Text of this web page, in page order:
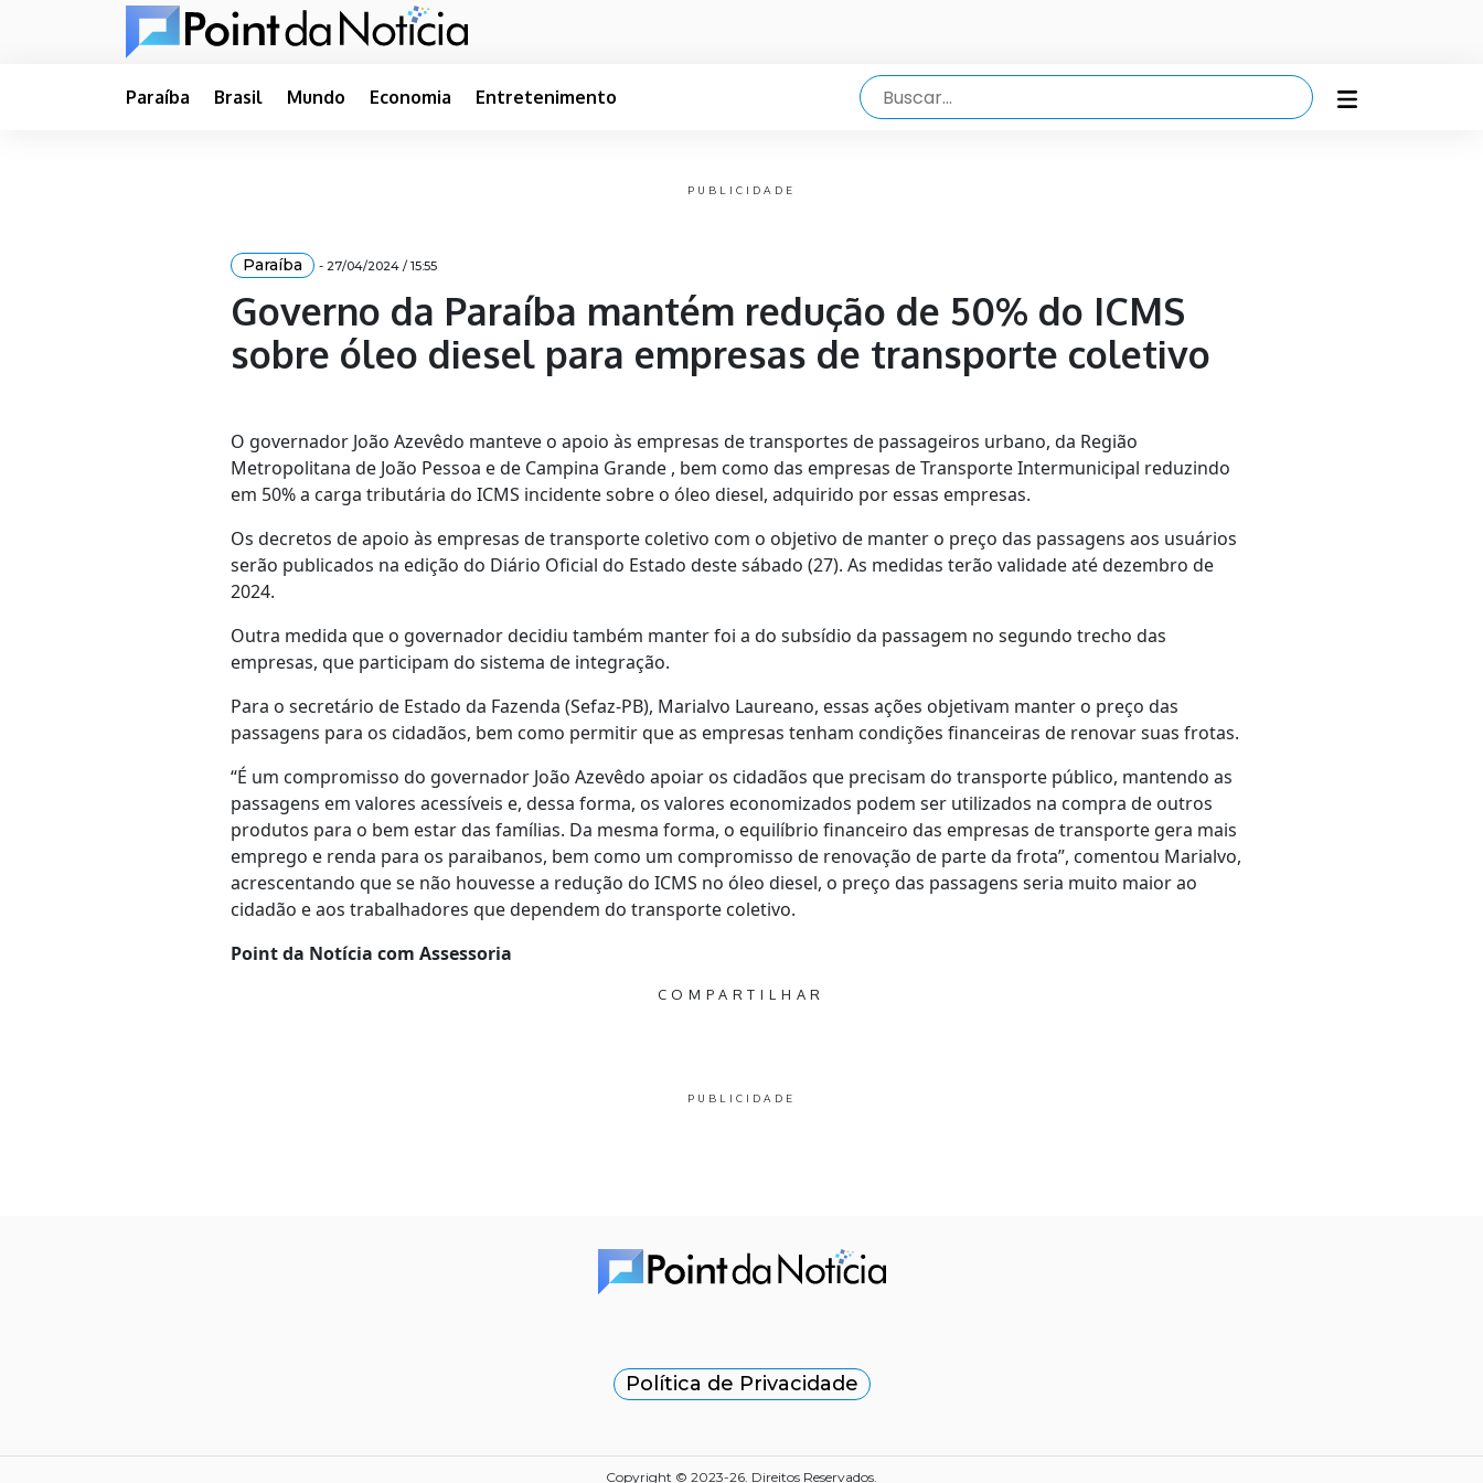
Paraíba Brasil Mundo Economia Entretenimento
PUBLICIDADE
Paraíba - 27/04/2024 / 15:55
Governo da Paraíba mantém redução de 50% do ICMS
sobre óleo diesel para empresas de transporte coletivo
O governador João Azevêdo manteve o apoio às empresas de transportes de passageiros urbano, da Região
Metropolitana de João Pessoa e de Campina Grande , bem como das empresas de Transporte Intermunicipal reduzindo
em 50% a carga tributária do ICMS incidente sobre o óleo diesel, adquirido por essas empresas.
Os decretos de apoio às empresas de transporte coletivo com o objetivo de manter o preço das passagens aos usuários
serão publicados na edição do Diário Oficial do Estado deste sábado (27). As medidas terão validade até dezembro de
2024.
Outra medida que o governador decidiu também manter foi a do subsídio da passagem no segundo trecho das
empresas, que participam do sistema de integração.
Para o secretário de Estado da Fazenda (Sefaz-PB), Marialvo Laureano, essas ações objetivam manter o preço das
passagens para os cidadãos, bem como permitir que as empresas tenham condições financeiras de renovar suas frotas.
“É um compromisso do governador João Azevêdo apoiar os cidadãos que precisam do transporte público, mantendo as
passagens em valores acessíveis e, dessa forma, os valores economizados podem ser utilizados na compra de outros
produtos para o bem estar das famílias. Da mesma forma, o equilíbrio financeiro das empresas de transporte gera mais
emprego e renda para os paraibanos, bem como um compromisso de renovação de parte da frota”, comentou Marialvo,
acrescentando que se não houvesse a redução do ICMS no óleo diesel, o preço das passagens seria muito maior ao
cidadão e aos trabalhadores que dependem do transporte coletivo.
Point da Notícia com Assessoria
COMPARTILHAR
PUBLICIDADE
Política de Privacidade
Copyright © 2023-26. Direitos Reservados.